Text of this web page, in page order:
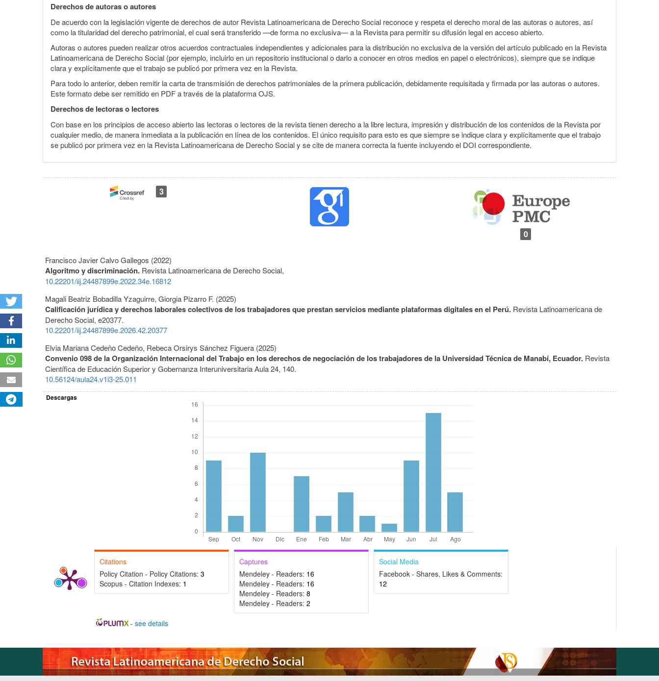
Derechos de autoras o autores
De acuerdo con la legislación vigente de derechos de autor Revista Latinoamericana de Derecho Social reconoce y respeta el derecho moral de las autoras o autores, así
como la titularidad del derecho patrimonial, el cual será transferido —de forma no exclusiva— a la Revista para permitir su difusión legal en acceso abierto.
Autoras o autores pueden realizar otros acuerdos contractuales independientes y adicionales para la distribución no exclusiva de la versión del artículo publicado en la Revista
Latinoamericana de Derecho Social (por ejemplo, incluirlo en un repositorio institucional o darlo a conocer en otros medios en papel o electrónicos), siempre que se indique
clara y explícitamente que el trabajo se publicó por primera vez en la Revista.
Para todo lo anterior, deben remitir la carta de transmisión de derechos patrimoniales de la primera publicación, debidamente requisitada y firmada por las autoras o autores.
Este formato debe ser remitido en PDF a través de la plataforma OJS.
Derechos de lectoras o lectores
Con base en los principios de acceso abierto las lectoras o lectores de la revista tienen derecho a la libre lectura, impresión y distribución de los contenidos de la Revista por
cualquier medio, de manera inmediata a la publicación en línea de los contenidos. El único requisito para esto es que siempre se indique clara y explícitamente que el trabajo
se publicó por primera vez en la Revista Latinoamericana de Derecho Social y se cite de manera correcta la fuente incluyendo el DOI correspondiente.
3
0
Francisco Javier Calvo Gallegos (2022)
Algoritmo y discriminación. Revista Latinoamericana de Derecho Social,
10.22201/iij.24487899e.2022.34e.16812
Magali Beatriz Bobadilla Yzaguirre, Giorgia Pizarro F. (2025)
Calificación jurídica y derechos laborales colectivos de los trabajadores que prestan servicios mediante plataformas digitales en el Perú. Revista Latinoamericana de
Derecho Social, e20377.
10.22201/iij.24487899e.2026.42.20377
Elvia Mariana Cedeño Cedeño, Rebeca Orsirys Sánchez Figuera (2025)
Convenio 098 de la Organización Internacional del Trabajo en los derechos de negociación de los trabajadores de la Universidad Técnica de Manabí, Ecuador. Revista
Científica de Educación Superior y Gobernanza Interuniversitaria Aula 24, 140.
10.56124/aula24.v1i3-25.011
Descargas
Citations
Policy Citation - Policy Citations: 3
Scopus - Citation Indexes: 1
Captures
Mendeley - Readers: 16
Mendeley - Readers: 16
Mendeley - Readers: 8
Mendeley - Readers: 2
Social Media
Facebook - Shares, Likes & Comments:
12
- see details